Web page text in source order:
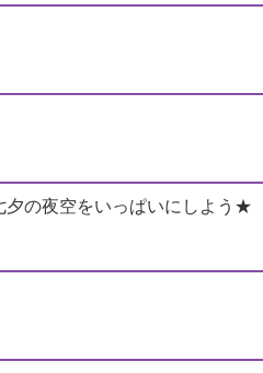
夕の夜空をいっぱいにしよう★